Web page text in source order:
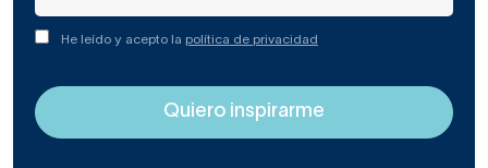
Comercializa
de hidromasajefabricadas con los más actuales diseños
baño o ducha de lo más reparador.
He leído y acepto la política de privacidad